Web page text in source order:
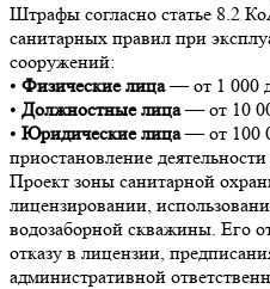
Штрафы согласно статье 8.2
санитарных правил при
сооружений:
• Физические лица— от 1 000
• Должностные лица— от 10
• Юридические лица— от 100
приостановление
Проект зоны санитарной
лицензировании,
водозаборной скважины. Его
отказу в лицензии,
административной